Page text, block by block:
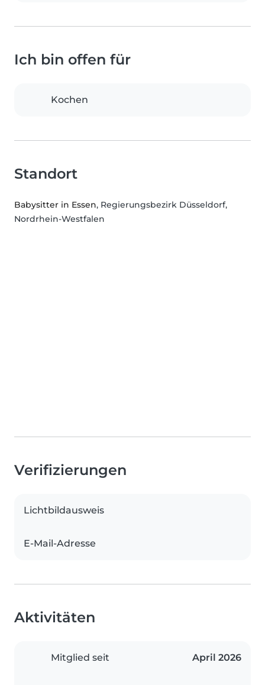
Ich bin offen für
Kochen
Standort
Babysitter in Essen, Regierungsbezirk Düsseldorf,
Nordrhein-Westfalen
Verifizierungen
Lichtbildausweis
E-Mail-Adresse
Aktivitäten
Mitglied seit April 2026